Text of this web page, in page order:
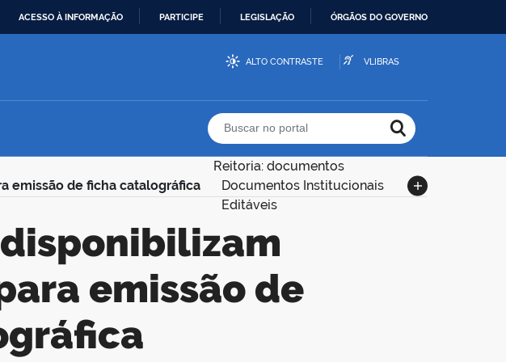
ACESSO À INFORMAÇÃO PARTICIPE LEGISLAÇÃO ÓRGÃOS DO GOVERNO
ALTO CONTRASTE VLIBRAS
Buscar no portal
emissão de ficha catalográfica
Reitoria: documentos
Documentos Institucionais
Editáveis
emissão de